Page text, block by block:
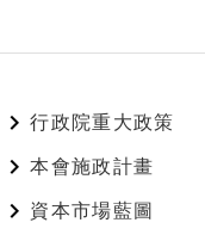
行政院重大政策
本會施政計畫
資本市場藍圖